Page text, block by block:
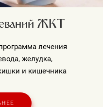
ЖКТ
лечения
желудка,
и кишечника